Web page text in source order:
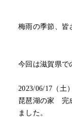
梅雨の季節、皆
今回は滋賀県で
2023/06/17（土
琵琶湖の家 完
ました。